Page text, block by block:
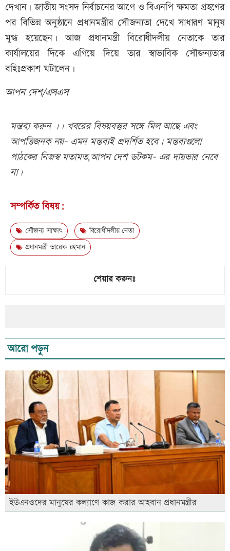
দেখান। জাতীয় সংসদ নির্বাচনের আগে ও বিএনপি ক্ষমতা গ্রহণের
পর বিভিন্ন অনুষ্ঠানে প্রধানমন্ত্রীর সৌজন্যতা দেখে সাধারণ মানুষ
মুগ্ধ হয়েছেন। আজ প্রধানমন্ত্রী বিরোধীদলীয় নেতাকে তার
কার্যালয়ের দিকে এগিয়ে দিয়ে তার স্বাভাবিক সৌজন্যতার
বহিঃপ্রকাশ ঘটালেন।
আপন দেশ/এসএস
মন্তব্য করুন ।। খবরের বিষয়বস্তুর সঙ্গে মিল আছে এবং
আপত্তিজনক নয়- এমন মন্তব্যই প্রদর্শিত হবে। মন্তব্যগুলো
পাঠকের নিজস্ব মতামত,আপন দেশ ডটকম- এর দায়ভার নেবে
না।
সম্পর্কিত বিষয়:
সৌজন্য সাক্ষাৎ
বিরোধীদলীয় নেতা
প্রধানমন্ত্রী তারেক রহমান
শেয়ার করুনঃ
আরো পড়ুন
ইউএনওদের মানুষের কল্যাণে কাজ করার আহবান প্রধানমন্ত্রীর